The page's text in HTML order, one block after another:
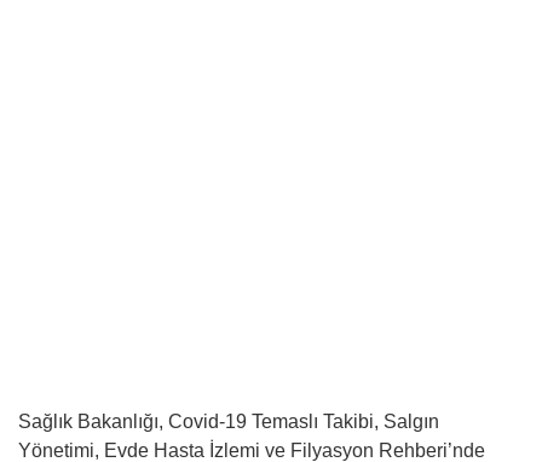
Sağlık Bakanlığı, Covid-19 Temaslı Takibi, Salgın
Yönetimi, Evde Hasta İzlemi ve Filyasyon Rehberi’nde